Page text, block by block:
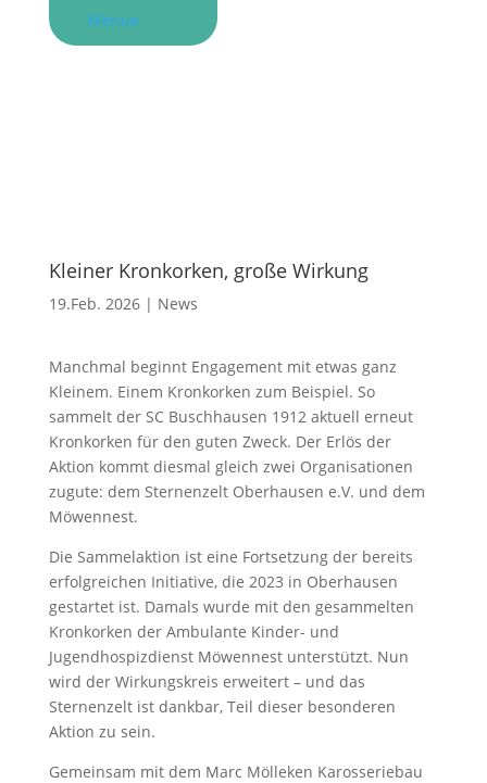
Menue
Kleiner Kronkorken, große Wirkung
19.Feb. 2026| News
Manchmal beginnt Engagement mit etwas ganz
Kleinem. Einem Kronkorken zum Beispiel. So
sammelt der SC Buschhausen 1912 aktuell erneut
Kronkorken für den guten Zweck. Der Erlös der
Aktion kommt diesmal gleich zwei Organisationen
zugute: dem Sternenzelt Oberhausen e.V. und dem
Möwennest.
Die Sammelaktion ist eine Fortsetzung der bereits
erfolgreichen Initiative, die 2023 in Oberhausen
gestartet ist. Damals wurde mit den gesammelten
Kronkorken der Ambulante Kinder- und
Jugendhospizdienst Möwennest unterstützt. Nun
wird der Wirkungskreis erweitert – und das
Sternenzelt ist dankbar, Teil dieser besonderen
Aktion zu sein.
Gemeinsam mit dem Marc Mölleken Karosseriebau